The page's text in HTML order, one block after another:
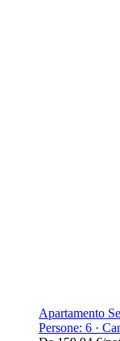
Apartamento
Persone: 6 ·